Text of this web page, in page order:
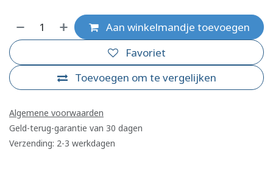
Aan winkelmandje toevoegen
Toevoegen om te vergelijken
Favoriet
Algemene voorwaarden
Geld-terug-garantie van 30 dagen
Verzending: 2-3 werkdagen